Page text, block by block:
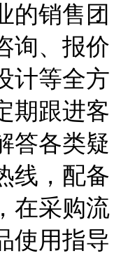
的销售团
询、报价
计等全方
期跟进客
答各类疑
线，配备
在采购流
使用指导